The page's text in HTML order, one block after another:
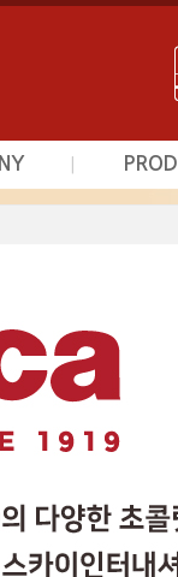
초
베이커